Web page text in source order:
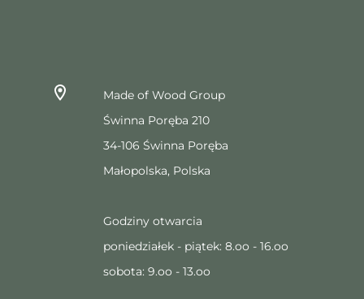
Made of Wood Group
Świnna Poręba 210
34-106 Świnna Poręba
Małopolska, Polska
Godziny otwarcia
poniedziałek - piątek: 8.oo - 16.oo
sobota: 9.oo - 13.oo